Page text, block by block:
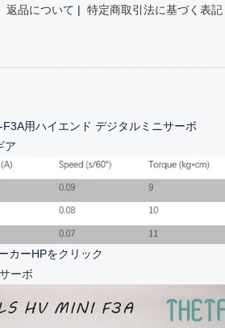
返品について | 特定商取引法に基づく表記
用ハイエンド デジタルミニサーボ
ア
カーHPをクリック
ーボ